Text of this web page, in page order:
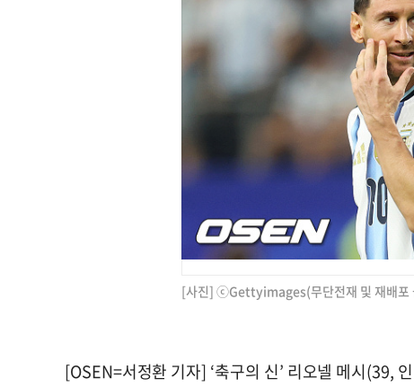
[사진] ⓒGettyimages(무단전재 및 재배포
[OSEN=서정환 기자] ‘축구의 신’ 리오넬 메시(39,